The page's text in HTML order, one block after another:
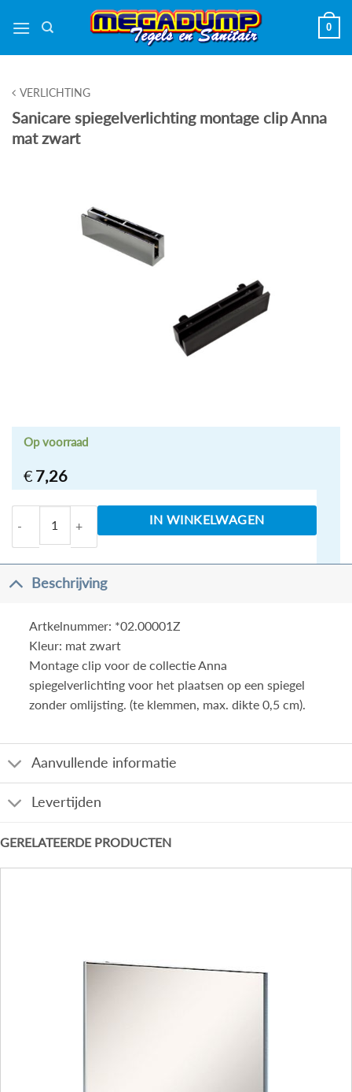
naar
0
VERLICHTING
Sanicare spiegelverlichting montage clip Anna
mat zwart
€ 7,26
Op voorraad
Sanicare spiegelverlichting montage clip Anna mat
IN WINKELWAGEN
Beschrijving
Artkelnummer: *02.00001Z
Kleur: mat zwart
Montage clip voor de collectie Anna
spiegelverlichting voor het plaatsen op een spiegel
zonder omlijsting. (te klemmen, max. dikte 0,5 cm).
Aanvullende informatie
Levertijden
GERELATEERDE PRODUCTEN